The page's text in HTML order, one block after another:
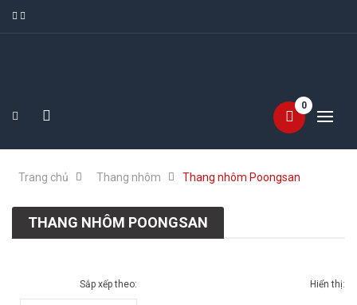
0
Trang chủ Thang nhôm Thang nhôm Poongsan
THANG NHÔM POONGSAN
Sắp xếp theo: Hiển thị: